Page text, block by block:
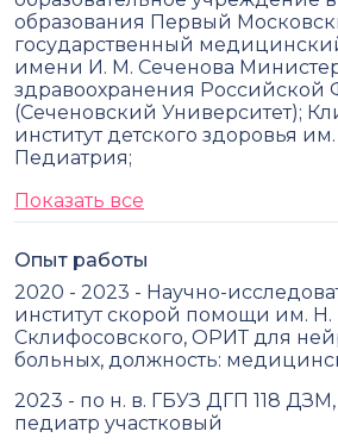
образования Первый
государственный
имени И. М. Сеченова
здравоохранения Российской
(Сеченовский Университет);
институт детского здоровья
Педиатрия;
Показать все
Опыт работы
2020 - 2023 - Научно-
институт скорой помощи им. Н.
Склифосовского, ОРИТ для
больных, должность:
2023 - по н. в. ГБУЗ ДГП 118
педиатр участковый